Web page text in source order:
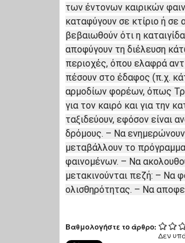
των έντονων καιρικών
καταφύγουν σε κτίριο ή
βεβαιωθούν ότι η
αποφύγουν τη διέλευση
περιοχές, όπου ελαφρά
πέσουν στο έδαφος (π.χ.
αρμοδίων φορέων, όπως
για τον καιρό και για την
ταξιδεύουν, εφόσον είναι
δρόμους. – Να ενημερώνουν
μεταβάλλουν το
φαινομένων. – Να
μετακινούνται πεζή: – Να
ολισθηρότητας. – Να
Βαθμολογήστε το άρθρο:
Δεν